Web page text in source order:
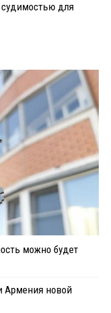
для
можно будет
Армения новой